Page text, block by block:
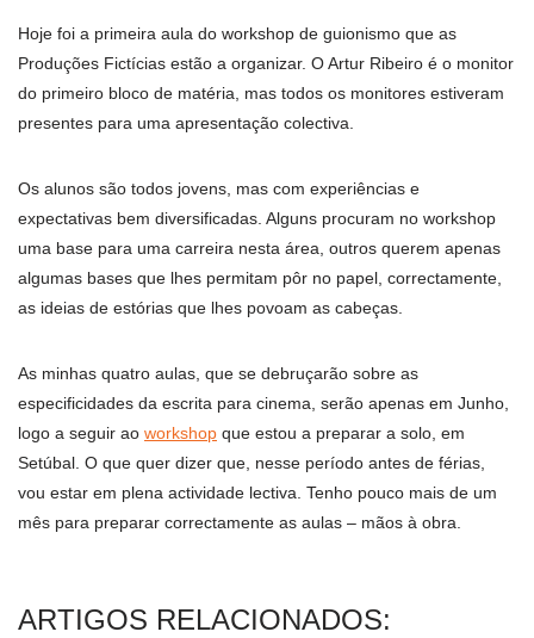
Hoje foi a primeira aula do workshop de guionismo que as
Produções Fictícias estão a organizar. O Artur Ribeiro é o monitor
do primeiro bloco de matéria, mas todos os monitores estiveram
presentes para uma apresentação colectiva.
Os alunos são todos jovens, mas com experiências e
expectativas bem diversificadas. Alguns procuram no workshop
uma base para uma carreira nesta área, outros querem apenas
algumas bases que lhes permitam pôr no papel, correctamente,
as ideias de estórias que lhes povoam as cabeças.
As minhas quatro aulas, que se debruçarão sobre as
especificidades da escrita para cinema, serão apenas em Junho,
logo a seguir ao workshop que estou a preparar a solo, em
Setúbal. O que quer dizer que, nesse período antes de férias,
vou estar em plena actividade lectiva. Tenho pouco mais de um
mês para preparar correctamente as aulas – mãos à obra.
ARTIGOS RELACIONADOS: